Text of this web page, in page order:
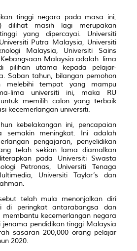
tinggi negara pada masa ini,
dilihat masih lagi merupakan
yang dipercayai. Universiti
Putra Malaysia, Universiti
Malaysia, Universiti Sains
Malaysia adalah lima
pilihan utama kepada pelajar-
Saban tahun, bilangan pemohon
melebihi tempat yang mampu
lima universiti ini, maka RU
memilih calon yang terbaik
kecemerlangan universiti.
kebelakangan ini, pencapaian
semakin meningkat. Ini adalah
pengajaran, penyelidikan
telah sekian lama diamalkan
pada Universiti Swasta
Petronas, Universiti Tenaga
Universiti Taylor’s dan
telah mula menonjolkan diri
di peringkat antarabangsa dan
kecemerlangan negara
pendidikan tinggi Malaysia
sasaran 200,000 orang pelajar
2020.